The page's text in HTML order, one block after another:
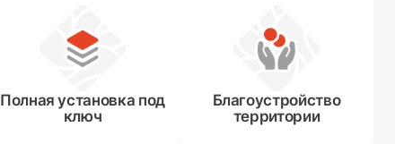
Полная установка под
ключ
Благоустройство
территории